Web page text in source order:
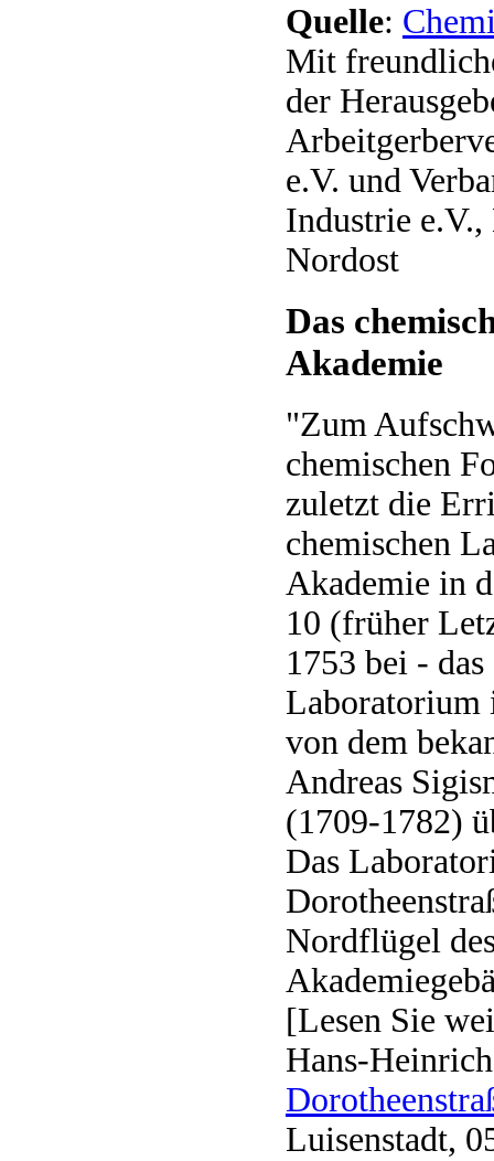
Quelle:
Mit
der
e.V. und
Industrie e.V.,
Nordost
Das
Akademie
"Zum
chemischen
zuletzt die
chemischen
Akademie in
10 (früher
1753 bei -
Laboratorium
von dem
Andreas
(1709-1782)
Das
Nordflügel
[Lesen Sie
Hans-
Luisenstadt,